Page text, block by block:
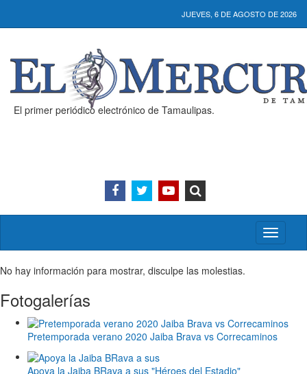
JUEVES, 6 DE AGOSTO DE 2026
El primer periódico electrónico de Tamaulipas.
Activar/
menú
No hay información para mostrar, disculpe las molestias.
Fotogalerías
Pretemporada verano 2020 Jaiba Brava vs Correcaminos
Apoya la Jaiba BRava a sus "Héroes del Estadio"